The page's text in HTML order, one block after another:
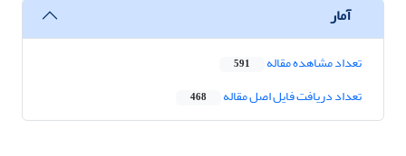
آمار
تعداد مشاهده مقاله 591
تعداد دریافت فایل اصل مقاله 468